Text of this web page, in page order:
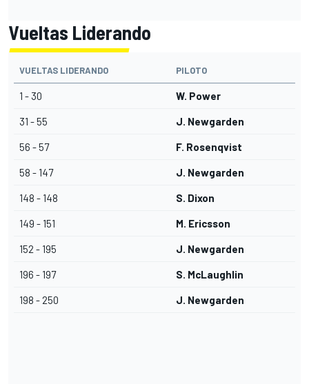
Vueltas Liderando
VUELTAS LIDERANDO PILOTO
1 - 30 W. Power
31 - 55 J. Newgarden
56 - 57 F. Rosenqvist
58 - 147 J. Newgarden
148 - 148 S. Dixon
149 - 151 M. Ericsson
152 - 195 J. Newgarden
196 - 197 S. McLaughlin
198 - 250 J. Newgarden